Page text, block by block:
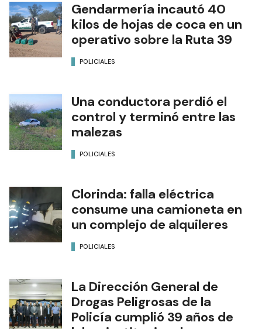
Gendarmería incautó 40
kilos de hojas de coca en un
operativo sobre la Ruta 39
POLICIALES
Una conductora perdió el
control y terminó entre las
malezas
POLICIALES
Clorinda: falla eléctrica
consume una camioneta en
un complejo de alquileres
POLICIALES
La Dirección General de
Drogas Peligrosas de la
Policía cumplió 39 años de